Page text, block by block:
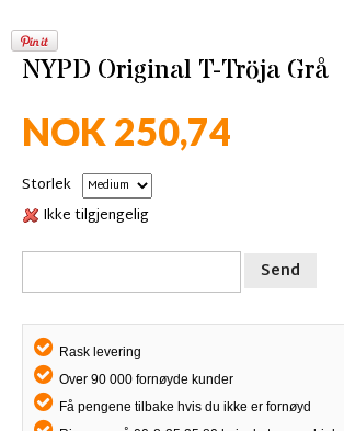
NYPD Original T-Tröja Grå
NOK 250,74
Storlek
Ikke tilgjengelig
Send
Rask levering
Over 90 000 fornøyde kunder
Få pengene tilbake hvis du ikke er fornøyd